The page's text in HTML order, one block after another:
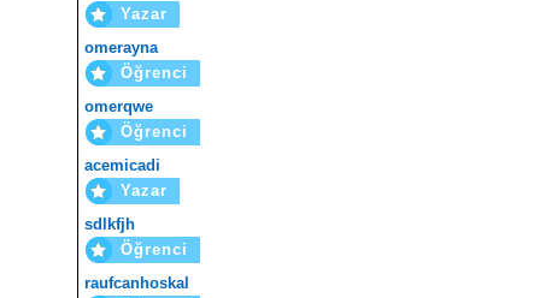
Yazar
omerayna
Öğrenci
omerqwe
Öğrenci
acemicadi
Yazar
sdlkfjh
Öğrenci
raufcanhoskal